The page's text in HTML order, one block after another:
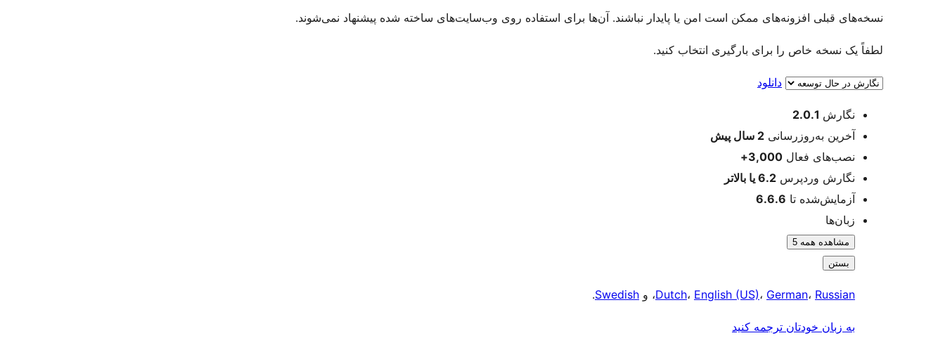
نسخه‌های قبلی افزونه‌های ممکن است امن یا پایدار نباشند. آن‌ها برای استفاده روی وب‌سایت‌های ساخته شده پیشنهاد نمی‌شوند.
لطفاً یک نسخه خاص را برای بارگیری انتخاب کنید.
دانلود
اطلاعات
نگارش 2.0.1
آخرین به‌روزرسانی 2 سال
پیش
نصب‌های فعال 3,000+
نگارش وردپرس 6.2 یا بالاتر
آزمایش‌شده تا 6.6.6
زبان‌ها
مشاهده همه 5
بستن
Dutch، English (US)، German، Russian ، و Swedish
.
به زبان خودتان ترجمه کنید